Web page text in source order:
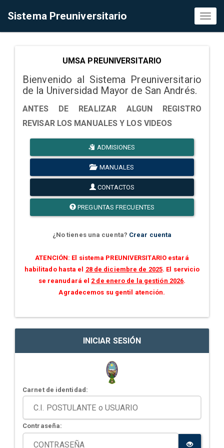
Sistema Preuniversitario
UMSA PREUNIVERSITARIO
Bienvenido al Sistema Preuniversitario
de la Universidad Mayor de San Andrés.
ANTES DE REALIZAR ALGUN REGISTRO
REVISAR LOS MANUALES Y LOS VIDEOS
ADMISIONES
MANUALES
CONTACTOS
PREGUNTAS FRECUENTES
¿No tienes una cuenta? Crear cuenta
ATENCIÓN: El sistema PREUNIVERSITARIO estará
habilitado hasta el 28 de diciembre de 2025. El servicio
se reanudará el 2 de enero de la gestión 2026.
Agradecemos su gentil atención.
INICIAR SESIÓN
Carnet de identidad:
Contraseña: